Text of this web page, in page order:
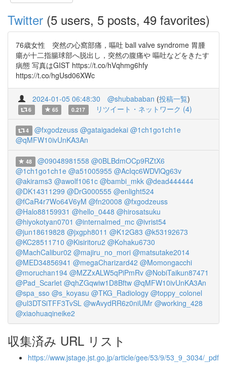
Twitter (5 users, 5 posts, 49 favorites)
76歳女性 突然の心窩部痛，嘔吐 ball valve syndrome 胃腫
瘍が十二指腸球部へ脱出し，突然の腹痛や 嘔吐などをきたす
病態 写真はGIST https://t.co/hVqhmg6hfy
https://t.co/hgUsd06XWc
2024-01-05 06:48:30 @shubababan (投稿一覧)
6 65 0.217 リツイート・ネットワーク (4)
4 @fxgodzeuss @gataigadekai @1ch1go1ch1e
@qMFW10ivUnKA3An
48 @09048981558 @0BLBdmOCp9RZtX6
@1ch1go1ch1e @a51005955 @AcIqc6WDVlQg63v
@akirams3 @awolf1061c @bambi_mkk @dead444444
@DK14311299 @DrG000555 @enlight524
@fCaR4r7Wo64V6yM @fn20008 @fxgodzeuss
@Halo88159931 @hello_0448 @hirosatsuku
@hiyokotyan0701 @internalmed_mc @ivrist54
@jun18619828 @jxgph8011 @K12G83 @k53192673
@KC28511710 @Kisiritoru2 @Kohaku6730
@MachCalibur02 @majiru_no_mori @matsutake2014
@MED34856941 @megaCharizard42 @Momongacchi
@moruchan194 @MZZxALW5qPiPmRv @NobiTaikun87471
@Pad_Scarlet @qhZGqwiw1D8Bftw @qMFW10ivUnKA3An
@spa_sso @s_koyasu @TKG_Radiology @toppy_colonel
@ul3DTSiTFF3TvSL @wAvydRR6z0niUMr @working_428
@xiaohuaqineike2
収集済み URL リスト
https://www.jstage.jst.go.jp/article/gee/53/9/53_9_3034/_pdf